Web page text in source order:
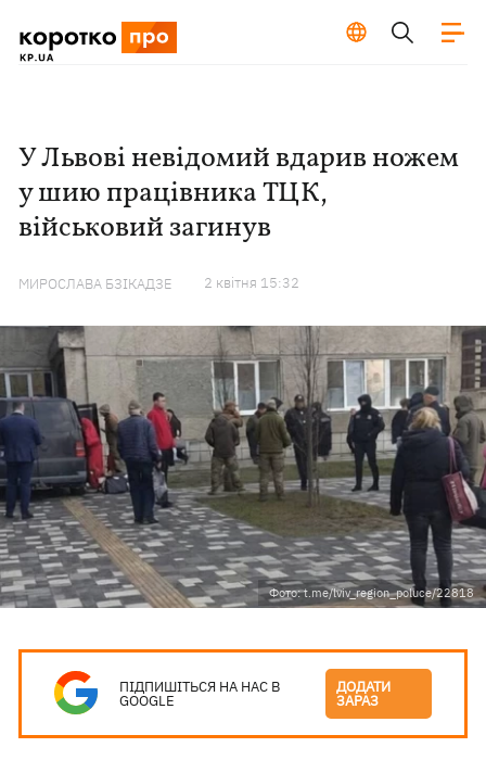
У Львові невідомий вдарив ножем
у шию працівника ТЦК,
військовий загинув
МИРОСЛАВА БЗІКАДЗЕ 2 квiтня 15:32
Фото: t.me/lviv_region_poluce/22818
ПІДПИШІТЬСЯ НА НАС В
GOOGLE
ДОДАТИ
ЗАРАЗ